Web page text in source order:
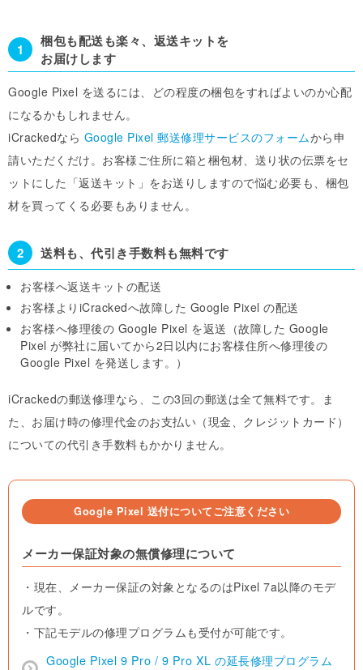
1
梱包も配送も楽々、返送キットを
お届けします
Google Pixel を送るには、どの程度の梱包をすればよいのか心配
になるかもしれません。
iCrackedなら Google Pixel 郵送修理サービスのフォームから申
請いただくだけ。お客様ご住所に箱と梱包材、送り状の伝票をセ
ットにした「返送キット」をお送りしますので悩む必要も、梱包
材を買ってくる必要もありません。
2 送料も、代引き手数料も無料です
お客様へ返送キットの配送
お客様よりiCrackedへ故障した Google Pixel の配送
お客様へ修理後の Google Pixel を返送（故障した Google
Pixel が弊社に届いてから2日以内にお客様住所へ修理後の
Google Pixel を発送します。）
iCrackedの郵送修理なら、この3回の郵送は全て無料です。 ま
た、お届け時の修理代金のお支払い（現金、クレジットカード）
についての代引き手数料もかかりません。
Google Pixel 送付についてご注意ください
メーカー保証対象の無償修理について
・現在、メーカー保証の対象となるのはPixel 7a以降のモデ
ルです。
・下記モデルの修理プログラムも受付が可能です。
Google Pixel 9 Pro / 9 Pro XL の延長修理プログラム